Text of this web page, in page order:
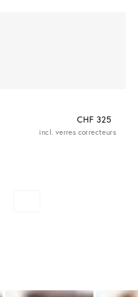
CHF 325
incl. verres correcteurs